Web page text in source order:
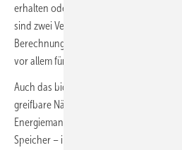
erhalten oder geringere Umlagen
sind zwei Verfahren: eine
Berechnung erlaubt, sowie eine
vor allem für kleinere Solaranlagen
Auch das bidirektionale Laden von
greifbare Nähe: Künftig soll ein
Energiemanagement so behandelt
Speicher – inklusive aller Vorteile in